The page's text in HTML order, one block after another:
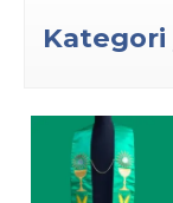
Kategori